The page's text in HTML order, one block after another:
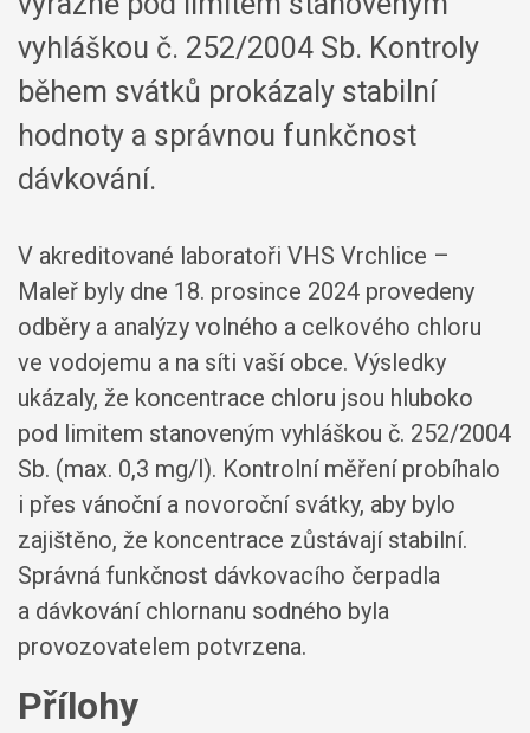
vyhláškou č. 252/2004 Sb. Kontroly
během svátků prokázaly stabilní
hodnoty a správnou funkčnost
dávkování.
V akreditované laboratoři VHS Vrchlice –
Maleř byly dne 18. prosince 2024 provedeny
odběry a analýzy volného a celkového chloru
ve vodojemu a na síti vaší obce. Výsledky
ukázaly, že koncentrace chloru jsou hluboko
pod limitem stanoveným vyhláškou č. 252/2004
Sb. (max. 0,3 mg/l). Kontrolní měření probíhalo
i přes vánoční a novoroční svátky, aby bylo
zajištěno, že koncentrace zůstávají stabilní.
Správná funkčnost dávkovacího čerpadla
a dávkování chlornanu sodného byla
provozovatelem potvrzena.
Přílohy